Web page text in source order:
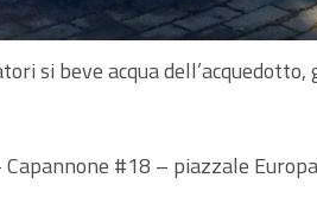
si beve acqua
#18 – piazzale